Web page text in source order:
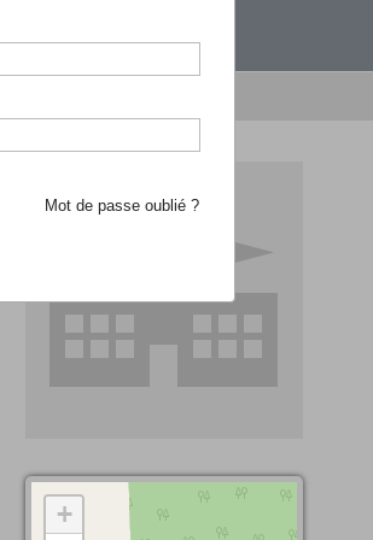
recherche d'école
+
Mot de passe oublié ?